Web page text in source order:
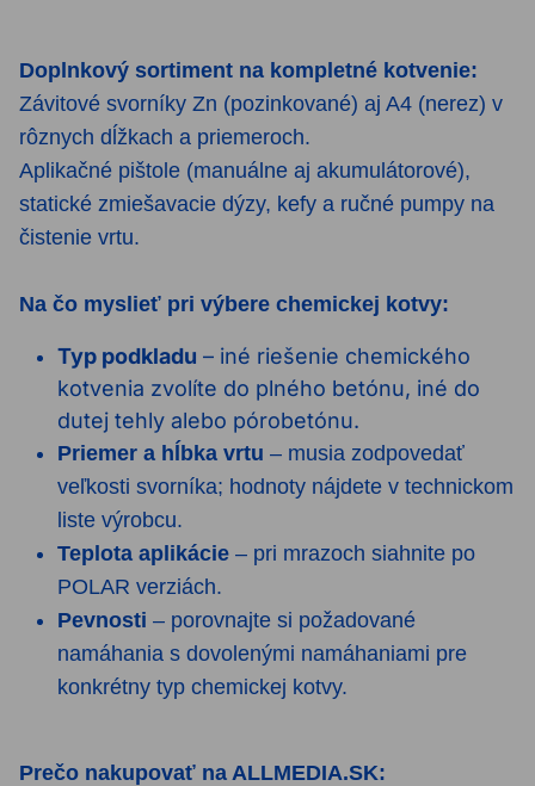
Doplnkový sortiment na kompletné kotvenie:
Závitové svorníky Zn (pozinkované) aj A4 (nerez) v
rôznych dĺžkach a priemeroch.
Aplikačné pištole (manuálne aj akumulátorové),
statické zmiešavacie dýzy, kefy a ručné pumpy na
čistenie vrtu.
Na čo myslieť pri výbere chemickej kotvy:
Typ podkladu – iné riešenie chemického
kotvenia zvolíte do plného betónu, iné do
dutej tehly alebo pórobetónu.
Priemer a hĺbka vrtu – musia zodpovedať
veľkosti svorníka; hodnoty nájdete v technickom
liste výrobcu.
Teplota aplikácie – pri mrazoch siahnite po
POLAR verziách.
Pevnosti – porovnajte si požadované
namáhania s dovolenými namáhaniami pre
konkrétny typ chemickej kotvy.
Prečo nakupovať na ALLMEDIA.SK: